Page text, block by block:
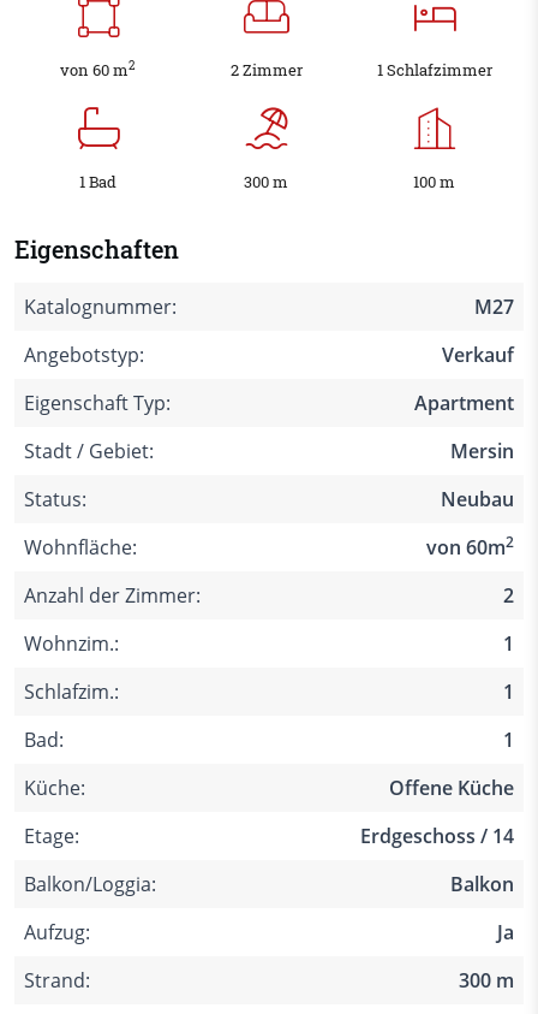
von 60 m2 2 Zimmer 1 Schlafzimmer
1 Bad 300 m 100 m
Eigenschaften
Katalognummer:
M27
Angebotstyp:
Verkauf
Eigenschaft Typ:
Apartment
Stadt / Gebiet:
Mersin
Status:
Neubau
Wohnfläche:
von 60m2
Anzahl der Zimmer:
2
Wohnzim.:
1
Schlafzim.:
1
Bad:
1
Küche:
Offene Küche
Etage:
Erdgeschoss / 14
Balkon/Loggia:
Balkon
Aufzug:
Ja
Strand:
300 m